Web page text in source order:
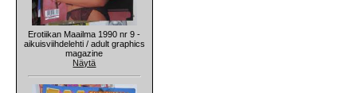
Erotiikan Maailma 1990 nr 9 -
aikuisviihdelehti / adult graphics
magazine
Näytä